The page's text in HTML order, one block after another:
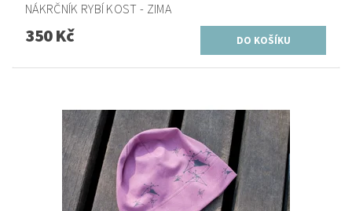
NÁKRČNÍK RYBÍ KOST - ZIMA
350 Kč